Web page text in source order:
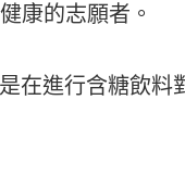
康的志願者。
在進行含糖飲料